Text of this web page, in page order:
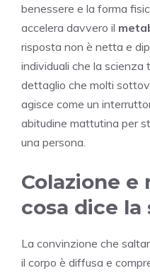
benessere e la forma
accelera davvero il
risposta non è netta e
individuali che la scienza
dettaglio che molti
agisce come un
abitudine mattutina per
una persona.
Colazione e
cosa dice la
La convinzione che
il corpo è diffusa e